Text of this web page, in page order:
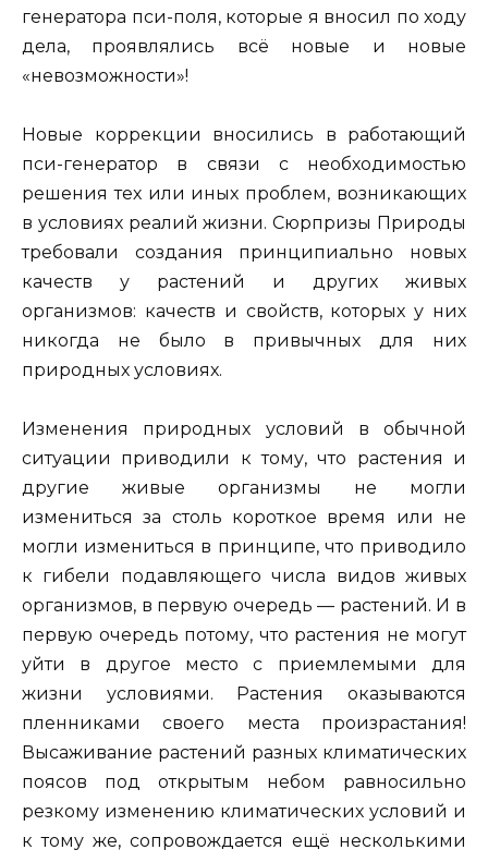
генератора пси-поля, которые я вносил по ходу
дела, проявлялись всё новые и новые
«невозможности»!
Новые коррекции вносились в работающий
пси-генератор в связи с необходимостью
решения тех или иных проблем, возникающих
в условиях реалий жизни. Сюрпризы Природы
требовали создания принципиально новых
качеств у растений и других живых
организмов: качеств и свойств, которых у них
никогда не было в привычных для них
природных условиях.
Изменения природных условий в обычной
ситуации приводили к тому, что растения и
другие живые организмы не могли
измениться за столь короткое время или не
могли измениться в принципе, что приводило
к гибели подавляющего числа видов живых
организмов, в первую очередь — растений. И в
первую очередь потому, что растения не могут
уйти в другое место с приемлемыми для
жизни условиями. Растения оказываются
пленниками своего места произрастания!
Высаживание растений разных климатических
поясов под открытым небом равносильно
резкому изменению климатических условий и
к тому же, сопровождается ещё несколькими